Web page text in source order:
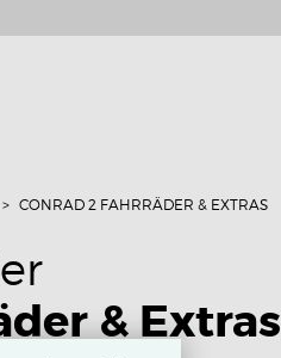
CONRAD 2 FAHRRÄDER & EXTRAS
& Extras